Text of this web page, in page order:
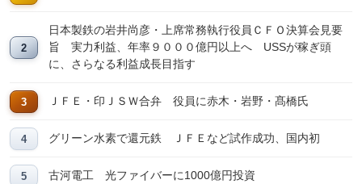
日本製鉄の岩井尚彦・上席常務執行役員ＣＦＯ決算会見要
旨 実力利益、年率９０００億円以上へ USSが稼ぎ頭
に、さらなる利益成長目指す
ＪＦＥ・印ＪＳＷ合弁 役員に赤木・岩野・髙橋氏
グリーン水素で還元鉄 ＪＦＥなど試作成功、国内初
古河電工 光ファイバーに1000億円投資